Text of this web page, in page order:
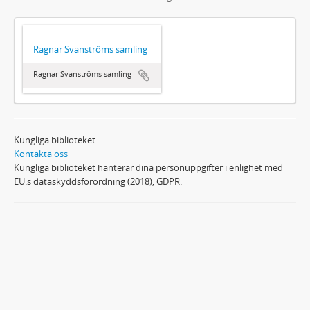
Ragnar Svanströms samling
Ragnar Svanströms samling
Kungliga biblioteket
Kontakta oss
Kungliga biblioteket hanterar dina personuppgifter i enlighet med
EU:s dataskyddsförordning (2018), GDPR.